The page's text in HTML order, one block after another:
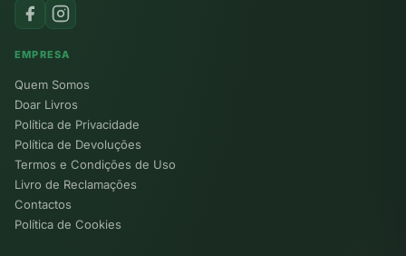
EMPRESA
Quem Somos
Doar Livros
Política de Privacidade
Política de Devoluções
Termos e Condições de Uso
Livro de Reclamações
Contactos
Política de Cookies